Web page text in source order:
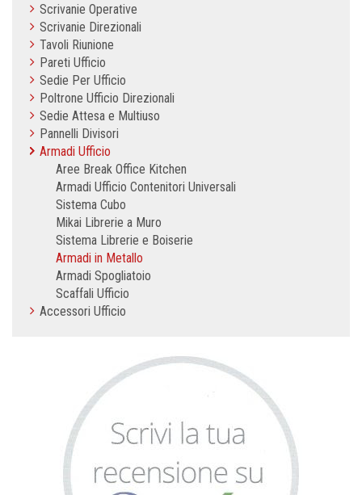
Scrivanie Operative
Scrivanie Direzionali
Tavoli Riunione
Pareti Ufficio
Sedie Per Ufficio
Poltrone Ufficio Direzionali
Sedie Attesa e Multiuso
Pannelli Divisori
Armadi Ufficio
Aree Break Office Kitchen
Armadi Ufficio Contenitori Universali
Sistema Cubo
Mikai Librerie a Muro
Sistema Librerie e Boiserie
Armadi in Metallo
Armadi Spogliatoio
Scaffali Ufficio
Accessori Ufficio